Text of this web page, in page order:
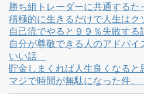
勝ち組トレーダーに共通するた
積極的に生きるだけで人生は
自己流でやると９９％失敗す
自分が尊敬できる人のアドバイ
いい話
貯金しまくれば人生良くなると
マジで時間が無駄になった件。